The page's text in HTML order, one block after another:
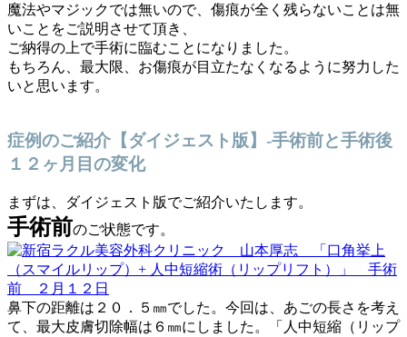
魔法やマジックでは無いので、傷痕が全く残らないことは無
いことをご説明させて頂き、
ご納得の上で手術に臨むことになりました。
もちろん、最大限、お傷痕が目立たなくなるように努力した
いと思います。
症例のご紹介【ダイジェスト版】-手術前と手術後
１２ヶ月目の変化
まずは、ダイジェスト版でご紹介いたします。
手術前のご状態です。
鼻下の距離は２０．５㎜でした。今回は、あごの長さを考え
て、最大皮膚切除幅は６㎜にしました。「人中短縮（リップ